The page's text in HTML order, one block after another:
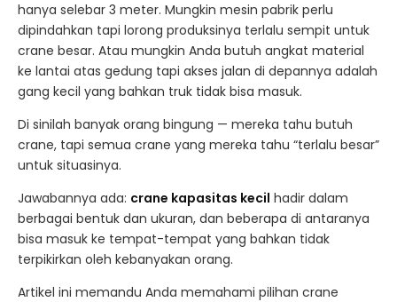
hanya selebar 3 meter. Mungkin mesin pabrik perlu
dipindahkan tapi lorong produksinya terlalu sempit untuk
crane besar. Atau mungkin Anda butuh angkat material
ke lantai atas gedung tapi akses jalan di depannya adalah
gang kecil yang bahkan truk tidak bisa masuk.
Di sinilah banyak orang bingung — mereka tahu butuh
crane, tapi semua crane yang mereka tahu “terlalu besar”
untuk situasinya.
Jawabannya ada: crane kapasitas kecil hadir dalam
berbagai bentuk dan ukuran, dan beberapa di antaranya
bisa masuk ke tempat-tempat yang bahkan tidak
terpikirkan oleh kebanyakan orang.
Artikel ini memandu Anda memahami pilihan crane